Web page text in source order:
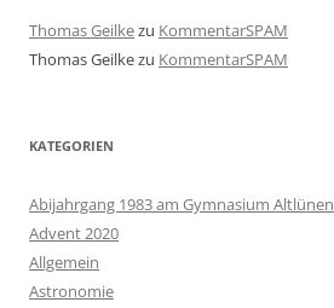
Thomas Geilkezu KommentarSPAM
Thomas Geilkezu KommentarSPAM
KATEGORIEN
Abijahrgang 1983 am Gymnasium Altlünen
Advent 2020
Allgemein
Astronomie